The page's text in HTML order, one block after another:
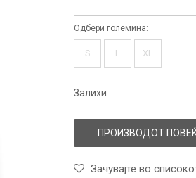
Одбери големина:
S L XL
Залихи
ПРОИЗВОДОТ
Зачувајте во